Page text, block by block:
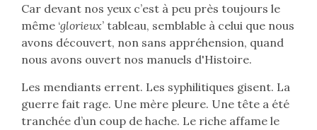
Car devant nos yeux c’est à peu près toujours le
même ‘glorieux’ tableau, semblable à celui que nous
avons découvert, non sans appréhension, quand
nous avons ouvert nos manuels d'Histoire.
Les mendiants errent. Les syphilitiques gisent. La
guerre fait rage. Une mère pleure. Une tête a été
tranchée d’un coup de hache. Le riche affame le